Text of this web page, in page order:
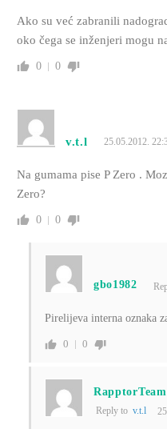
Ako su već zabranili
oko čega se inženjeri mogu
0 0
v.t.l 25.05.2012.
Na gumama pise P Zero .
Zero?
0 0
gbo1982
Pirelijeva interna oznaka
0 0
Reply to v.t.l